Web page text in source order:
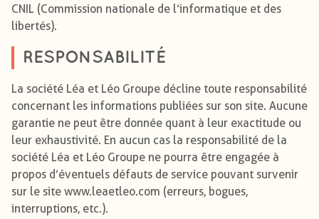
CNIL (Commission nationale de l’informatique et des
libertés).
RESPONSABILITÉ
La société Léa et Léo Groupe décline toute responsabilité
concernant les informations publiées sur son site. Aucune
garantie ne peut être donnée quant à leur exactitude ou
leur exhaustivité. En aucun cas la responsabilité de la
société Léa et Léo Groupe ne pourra être engagée à
propos d’éventuels défauts de service pouvant survenir
sur le site www.leaetleo.com (erreurs, bogues,
interruptions, etc.).